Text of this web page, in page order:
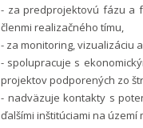
- za predprojektovú fázu a
členmi realizačného tímu,
- za monitoring, vizualizáciu
- spolupracuje s
projektov podporených zo
- nadväzuje kontakty s
ďalšími inštitúciami na území